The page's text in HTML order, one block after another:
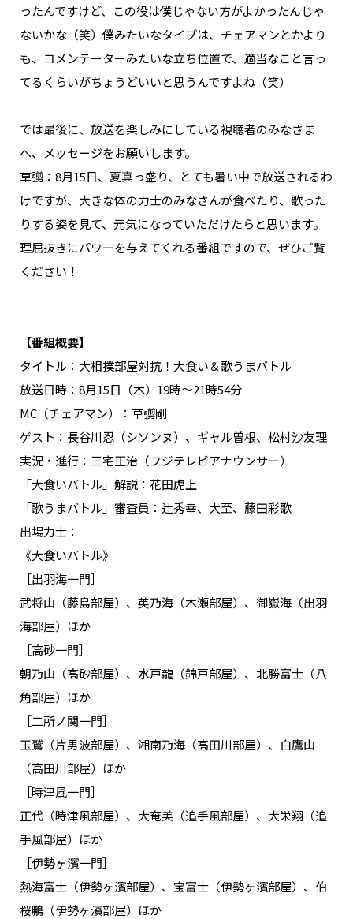
ったんですけど、この役は僕じゃない方がよかったんじゃ
ないかな（笑）僕みたいなタイプは、チェアマンとかより
も、コメンテーターみたいな立ち位置で、適当なこと言っ
てるくらいがちょうどいいと思うんですよね（笑）
――では最後に、放送を楽しみにしている視聴者のみなさま
へ、メッセージをお願いします。
草彅：8月15日、夏真っ盛り、とても暑い中で放送されるわ
けですが、大きな体の力士のみなさんが食べたり、歌った
りする姿を見て、元気になっていただけたらと思います。
理屈抜きにパワーを与えてくれる番組ですので、ぜひご覧
ください！
【番組概要】
タイトル：大相撲部屋対抗！大食い＆歌うまバトル
放送日時：8月15日（木）19時～21時54分
MC（チェアマン）：草彅剛
ゲスト：長谷川忍（シソンヌ）、ギャル曽根、松村沙友理
実況・進行：三宅正治（フジテレビアナウンサー）
「大食いバトル」解説：花田虎上
「歌うまバトル」審査員：辻秀幸、大至、藤田彩歌
出場力士：
《大食いバトル》
［出羽海一門］
武将山（藤島部屋）、英乃海（木瀬部屋）、御嶽海（出羽
海部屋）ほか
［高砂一門］
朝乃山（高砂部屋）、水戸龍（錦戸部屋）、北勝富士（八
角部屋）ほか
［二所ノ関一門］
玉鷲（片男波部屋）、湘南乃海（高田川部屋）、白鷹山
（高田川部屋）ほか
［時津風一門］
正代（時津風部屋）、大奄美（追手風部屋）、大栄翔（追
手風部屋）ほか
［伊勢ヶ濱一門］
熱海富士（伊勢ヶ濱部屋）、宝富士（伊勢ヶ濱部屋）、伯
桜鵬（伊勢ヶ濱部屋）ほか